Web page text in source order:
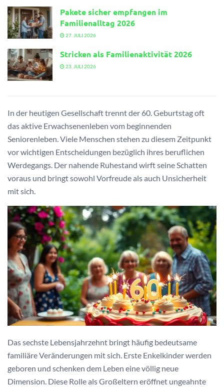
Pakete sicher empfangen im
Familienalltag 2026
27. JULI 2026
Stricken als Familienaktivität 2026
23. JULI 2026
In der heutigen Gesellschaft trennt der 60. Geburtstag oft
das aktive Erwachsenenleben vom beginnenden
Seniorenleben. Viele Menschen stehen zu diesem Zeitpunkt
vor wichtigen Entscheidungen bezüglich ihres beruflichen
Werdegangs. Der nahende Ruhestand wirft seine Schatten
voraus und bringt sowohl Vorfreude als auch Unsicherheit
mit sich.
Das sechste Lebensjahrzehnt bringt häufig bedeutsame
familiäre Veränderungen mit sich. Erste Enkelkinder werden
geboren und schenken dem Leben eine völlig neue
Dimension. Diese Rolle als Großeltern eröffnet ungeahnte